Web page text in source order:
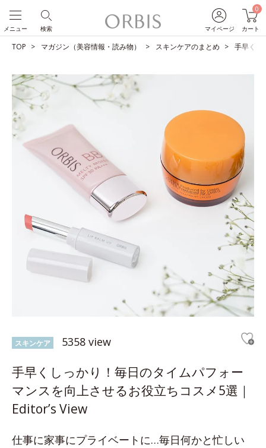
マイページ
0
カート
検索
メニュー
TOP マガジン（美容情報・読み物） スキンケアのまとめ 手早くし
スキンケア 5358 view
手早くしっかり！毎日のタイムパフォー
マンスを向上させるお役立ちコスメ5選｜
Editor’s View
仕事に家事にプライベートに…毎日何かと忙しい